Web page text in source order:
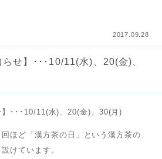
2017.09.28
らせ】･･･10/11(水)、20(金)、
】･･･10/11(水)、20(金)、30(月)
ほど「漢方茶の日」という漢方茶の
けています。